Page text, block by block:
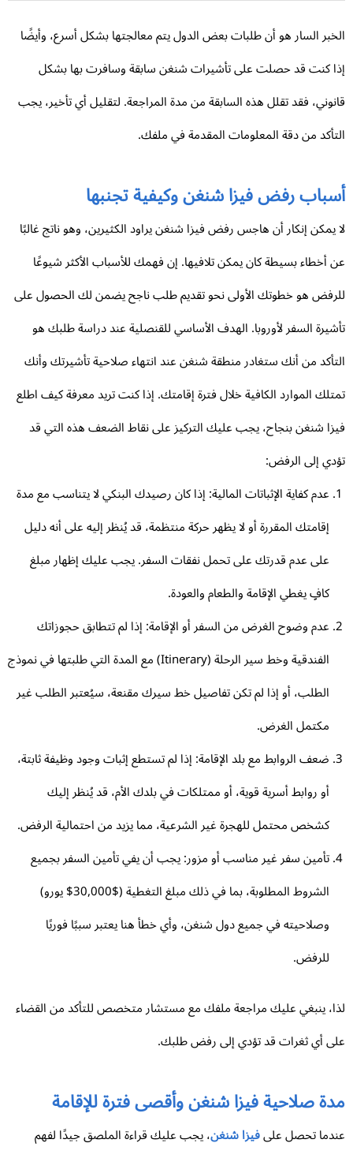
السار هو أن طلبات بعض الدول يتم معالجتها بشكل أسرع، وأيضًا
كنت قد حصلت على تأشيرات شنغن سابقة وسافرت بها بشكل
فقد تقلل هذه السابقة من مدة المراجعة. لتقليل أي تأخير، يجب
من دقة المعلومات المقدمة في ملفك.
رفض فيزا شنغن وكيفية تجنبها
يمكن إنكار أن هاجس رفض فيزا شنغن يراود الكثيرين، وهو ناتج غالبًا
أخطاء بسيطة كان يمكن تلافيها. إن فهمك للأسباب الأكثر شيوعًا
هو خطوتك الأولى نحو تقديم طلب ناجح يضمن لك الحصول على
السفر لأوروبا. الهدف الأساسي للقنصلية عند دراسة طلبك هو
من أنك ستغادر منطقة شنغن عند انتهاء صلاحية تأشيرتك وأنك
الموارد الكافية خلال فترة إقامتك. إذا كنت تريد معرفة كيف اطلع
شنغن بنجاح، يجب عليك التركيز على نقاط الضعف هذه التي قد
إلى الرفض:
عدم كفاية الإثباتات المالية: إذا كان رصيدك البنكي لا يتناسب مع مدة
إقامتك المقررة أو لا يظهر حركة منتظمة، قد يُنظر إليه على أنه دليل
على عدم قدرتك على تحمل نفقات السفر. يجب عليك إظهار مبلغ
كافٍ يغطي الإقامة والطعام والعودة.
عدم وضوح الغرض من السفر أو الإقامة: إذا لم تتطابق حجوزاتك
الفندقية وخط سير الرحلة (Itinerary) مع المدة التي طلبتها في نموذج
الطلب، أو إذا لم تكن تفاصيل خط سيرك مقنعة، سيُعتبر الطلب غير
مكتمل الغرض.
ضعف الروابط مع بلد الإقامة: إذا لم تستطع إثبات وجود وظيفة ثابتة،
أو روابط أسرية قوية، أو ممتلكات في بلدك الأم، قد يُنظر إليك
كشخص محتمل للهجرة غير الشرعية، مما يزيد من احتمالية الرفض.
تأمين سفر غير مناسب أو مزور: يجب أن يفي تأمين السفر بجميع
الشروط المطلوبة، بما في ذلك مبلغ التغطية ($30,000$ يورو)
وصلاحيته في جميع دول شنغن، وأي خطأ هنا يعتبر سببًا فوريًا
للرفض.
ينبغي عليك مراجعة ملفك مع مستشار متخصص للتأكد من القضاء
أي ثغرات قد تؤدي إلى رفض طلبك.
صلاحية فيزا شنغن وأقصى فترة للإقامة
تحصل علىفيزا شنغن، يجب عليك قراءة الملصق جيدًا لفهم